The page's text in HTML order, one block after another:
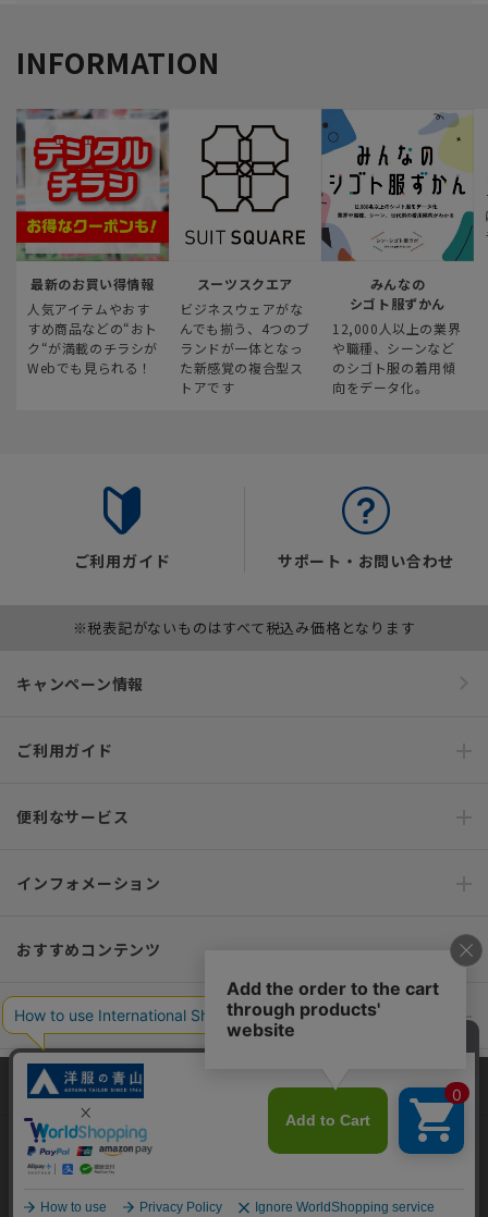
INFORMATION
最新のお買い得情報
人気アイテムやおす
すめ商品などの“おト
ク“が満載のチラシが
Webでも見られる！
スーツスクエア
ビジネスウェアがな
んでも揃う、4つのブ
ランドが一体となっ
た新感覚の複合型ス
トアです
みんなの
シゴト服ずかん
12,000人以上の業界
や職種、シーンなど
のシゴト服の着用傾
向をデータ化。
ご利用ガイド サポート・お問い合わせ
※税表記がないものはすべて税込み価格となります
キャンペーン情報
ご利用ガイド
便利なサービス
インフォメーション
おすすめコンテンツ
ポリシー・企業情報
オーダースーツなら SHITATE
OFFICIAL SNS
当サイトでは、快適な閲覧体験とコンテンツ改善のためにCookieを使用
しています。閲覧を続けることで、Cookieの使用に同意したものとみな
します。詳細については
同意して閉じる